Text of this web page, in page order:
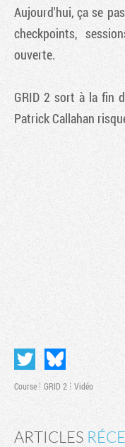
Aujourd'hui, ça se
checkpoints,
ouverte.
GRID 2 sort à la fin
Patrick Callahan
Course GRID 2 Vidéo
ARTICLES